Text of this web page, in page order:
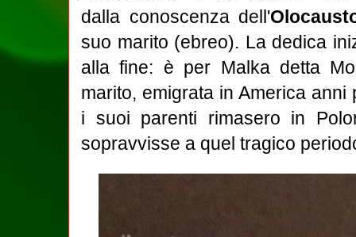
dalla conoscenza dell'
suo marito (ebreo). La dedica
alla fine: è per Malka detta
marito, emigrata in America anni
i suoi parenti rimasero in
sopravvisse a quel tragico